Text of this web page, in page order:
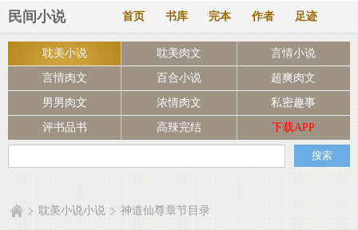
民间小说 首页 书库 完本 作者 足迹
耽美小说 耽美肉文 言情小说
言情肉文 百合小说 超爽肉文
男男肉文 浓情肉文 私密趣事
评书品书 高辣完结 下载APP
耽美小说小说 神道仙尊章节目录